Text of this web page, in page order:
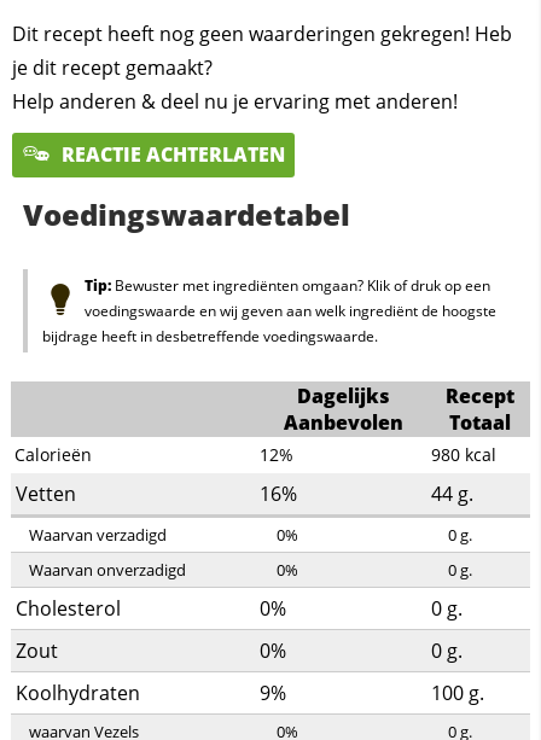
Dit recept heeft nog geen waarderingen gekregen! Heb
je dit recept gemaakt?
Help anderen & deel nu je ervaring met anderen!
REACTIE ACHTERLATEN
Voedingswaardetabel
Tip:Bewuster met ingrediënten omgaan? Klik of druk op een
voedingswaarde en wij geven aan welk ingrediënt de hoogste
bijdrage heeft in desbetreffende voedingswaarde.
Dagelijks
Aanbevolen
Recept
Totaal
Calorieën 12% 980 kcal
Vetten 16% 44g.
Waarvan verzadigd 0% 0g.
Waarvan onverzadigd
0% 0g.
Cholesterol 0% 0g.
Zout
0% 0g.
Koolhydraten
9% 100g.
waarvan Vezels 0% 0g.